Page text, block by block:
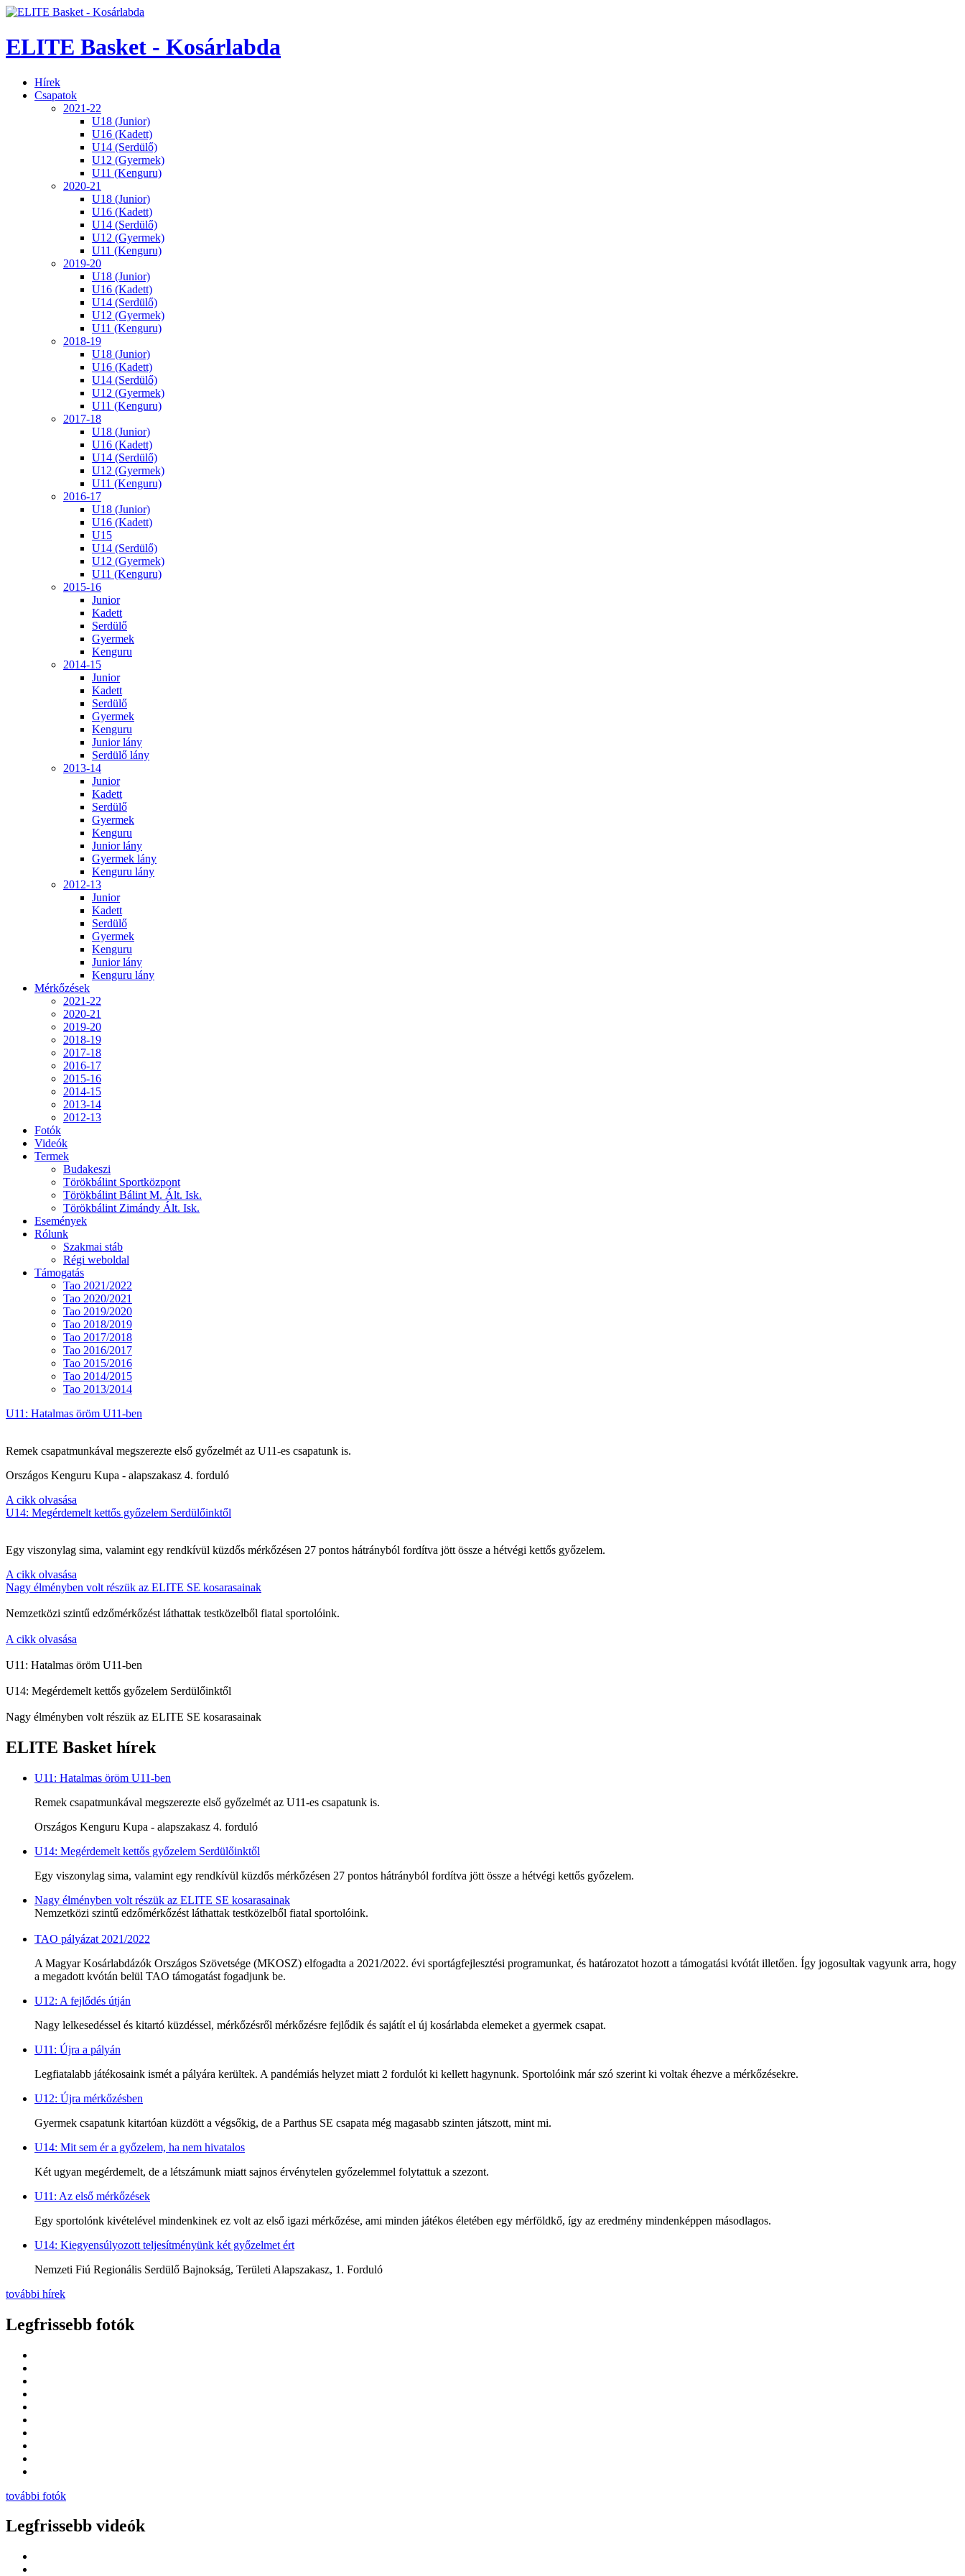
ELITE Basket - Kosárlabda
Hírek
Csapatok
2021-22
U18 (Junior)
U16 (Kadett)
U14 (Serdülő)
U12 (Gyermek)
U11 (Kenguru)
2020-21
U18 (Junior)
U16 (Kadett)
U14 (Serdülő)
U12 (Gyermek)
U11 (Kenguru)
2019-20
U18 (Junior)
U16 (Kadett)
U14 (Serdülő)
U12 (Gyermek)
U11 (Kenguru)
2018-19
U18 (Junior)
U16 (Kadett)
U14 (Serdülő)
U12 (Gyermek)
U11 (Kenguru)
2017-18
U18 (Junior)
U16 (Kadett)
U14 (Serdülő)
U12 (Gyermek)
U11 (Kenguru)
2016-17
U18 (Junior)
U16 (Kadett)
U15
U14 (Serdülő)
U12 (Gyermek)
U11 (Kenguru)
2015-16
Junior
Kadett
Serdülő
Gyermek
Kenguru
2014-15
Junior
Kadett
Serdülő
Gyermek
Kenguru
Junior lány
Serdülő lány
2013-14
Junior
Kadett
Serdülő
Gyermek
Kenguru
Junior lány
Gyermek lány
Kenguru lány
2012-13
Junior
Kadett
Serdülő
Gyermek
Kenguru
Junior lány
Kenguru lány
Mérkőzések
2021-22
2020-21
2019-20
2018-19
2017-18
2016-17
2015-16
2014-15
2013-14
2012-13
Fotók
Videók
Termek
Budakeszi
Törökbálint Sportközpont
Törökbálint Bálint M. Ált. Isk.
Törökbálint Zimándy Ált. Isk.
Események
Rólunk
Szakmai stáb
Régi weboldal
Támogatás
Tao 2021/2022
Tao 2020/2021
Tao 2019/2020
Tao 2018/2019
Tao 2017/2018
Tao 2016/2017
Tao 2015/2016
Tao 2014/2015
Tao 2013/2014
U11: Hatalmas öröm U11-ben
Remek csapatmunkával megszerezte első győzelmét az U11-es csapatunk is.
Országos Kenguru Kupa - alapszakasz 4. forduló
A cikk olvasása
U14: Megérdemelt kettős győzelem Serdülőinktől
Egy viszonylag sima, valamint egy rendkívül küzdős mérkőzésen 27 pontos hátrányból fordítva jött össze a hétvégi kettős győzelem.
A cikk olvasása
Nagy élményben volt részük az ELITE SE kosarasainak
Nemzetközi szintű edzőmérkőzést láthattak testközelből fiatal sportolóink.
A cikk olvasása
U11: Hatalmas öröm U11-ben
U14: Megérdemelt kettős győzelem Serdülőinktől
Nagy élményben volt részük az ELITE SE kosarasainak
ELITE Basket hírek
U11: Hatalmas öröm U11-ben
Remek csapatmunkával megszerezte első győzelmét az U11-es csapatunk is.
Országos Kenguru Kupa - alapszakasz 4. forduló
U14: Megérdemelt kettős győzelem Serdülőinktől
Egy viszonylag sima, valamint egy rendkívül küzdős mérkőzésen 27 pontos hátrányból fordítva jött össze a hétvégi kettős győzelem.
Nagy élményben volt részük az ELITE SE kosarasainak
Nemzetközi szintű edzőmérkőzést láthattak testközelből fiatal sportolóink.
TAO pályázat 2021/2022
A Magyar Kosárlabdázók Országos Szövetsége (MKOSZ) elfogadta a 2021/2022. évi sportágfejlesztési programunkat, és határozatot hozott a támogatási kvótát illetően. Így jogosultak vagyunk arra, hogy
a megadott kvótán belül TAO támogatást fogadjunk be.
U12: A fejlődés útján
Nagy lelkesedéssel és kitartó küzdéssel, mérkőzésről mérkőzésre fejlődik és sajátít el új kosárlabda elemeket a gyermek csapat.
U11: Újra a pályán
Legfiatalabb játékosaink ismét a pályára kerültek. A pandémiás helyzet miatt 2 fordulót ki kellett hagynunk. Sportolóink már szó szerint ki voltak éhezve a mérkőzésekre.
U12: Újra mérkőzésben
Gyermek csapatunk kitartóan küzdött a végsőkig, de a Parthus SE csapata még magasabb szinten játszott, mint mi.
U14: Mit sem ér a győzelem, ha nem hivatalos
Két ugyan megérdemelt, de a létszámunk miatt sajnos érvénytelen győzelemmel folytattuk a szezont.
U11: Az első mérkőzések
Egy sportolónk kivételével mindenkinek ez volt az első igazi mérkőzése, ami minden játékos életében egy mérföldkő, így az eredmény mindenképpen másodlagos.
U14: Kiegyensúlyozott teljesítményünk két győzelmet ért
Nemzeti Fiú Regionális Serdülő Bajnokság, Területi Alapszakasz, 1. Forduló
további hírek
Legfrissebb fotók
további fotók
Legfrissebb videók